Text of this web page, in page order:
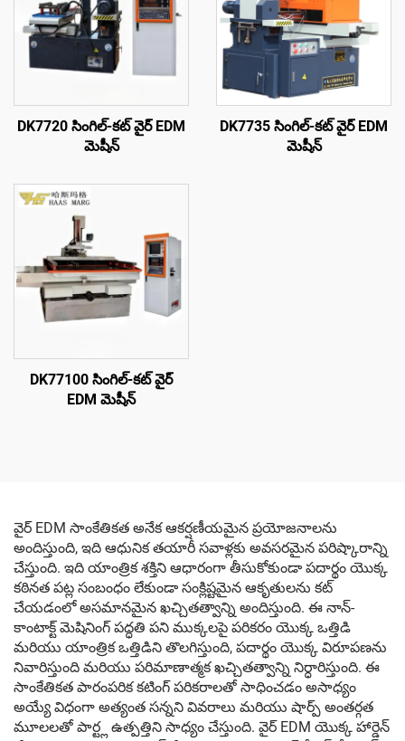
DK7720 సింగిల్-కట్ వైర్ EDM
మెషీన్
DK7735 సింగిల్-కట్ వైర్ EDM
మెషీన్
DK77100 సింగిల్-కట్ వైర్
EDM మెషీన్
వైర్ EDM సాంకేతికత అనేక ఆకర్షణీయమైన ప్రయోజనాలను
అందిస్తుంది, ఇది ఆధునిక తయారీ సవాళ్లకు అవసరమైన పరిష్కారాన్ని
చేస్తుంది. ఇది యాంత్రిక శక్తిని ఆధారంగా తీసుకోకుండా పదార్థం యొక్క
కఠినత పట్ల సంబంధం లేకుండా సంక్లిష్టమైన ఆకృతులను కట్
చేయడంలో అసమానమైన ఖచ్చితత్వాన్ని అందిస్తుంది. ఈ నాన్-
కాంటాక్ట్ మెషినింగ్ పద్ధతి పని ముక్కలపై పరికరం యొక్క ఒత్తిడి
మరియు యాంత్రిక ఒత్తిడిని తొలగిస్తుంది, పదార్థం యొక్క విరూపణను
నివారిస్తుంది మరియు పరిమాణాత్మక ఖచ్చితత్వాన్ని నిర్ధారిస్తుంది. ఈ
సాంకేతికత పారంపరిక కటింగ్ పరికరాలతో సాధించడం అసాధ్యం
అయ్యే విధంగా అత్యంత సన్నని వివరాలు మరియు షార్ప్ అంతర్గత
మూలలతో పార్ట్ల ఉత్పత్తిని సాధ్యం చేస్తుంది. వైర్ EDM యొక్క హార్డెన్